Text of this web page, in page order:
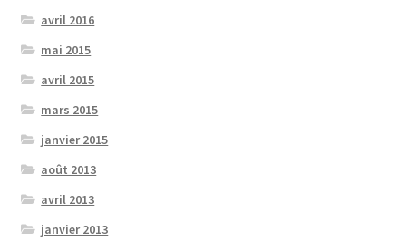
avril 2016
mai 2015
avril 2015
mars 2015
janvier 2015
août 2013
avril 2013
janvier 2013